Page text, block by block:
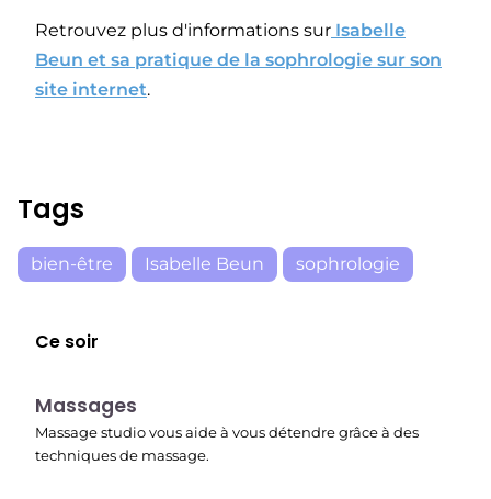
Retrouvez plus d'informations sur Isabelle
Beun et sa pratique de la sophrologie sur son
site internet.
Tags
bien-être Isabelle Beun sophrologie
Ce soir
23:30
Massages
Massage studio vous aide à vous détendre grâce à des
techniques de massage.